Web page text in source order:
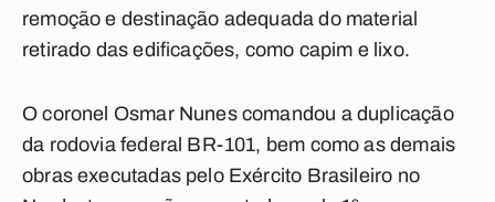
remoção e destinação adequada do material
retirado das edificações, como capim e lixo.
O coronel Osmar Nunes comandou a duplicação
da rodovia federal BR-101, bem como as demais
obras executadas pelo Exército Brasileiro no